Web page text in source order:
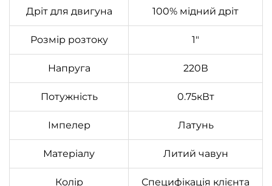
Дріт для двигуна 100% мідний дріт
Розмір розтоку 1"
Напруга 220В
Потужність 0.75кВт
Імпелер Латунь
Матеріалу Литий чавун
Колір Специфікація клієнта